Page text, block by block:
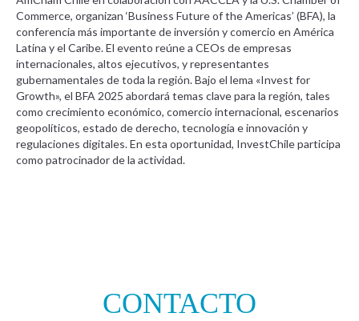
Commerce, organizan ‘Business Future of the Americas’ (BFA), la
conferencia más importante de inversión y comercio en América
Latina y el Caribe. El evento reúne a CEOs de empresas
internacionales, altos ejecutivos, y representantes
gubernamentales de toda la región. Bajo el lema «Invest for
Growth», el BFA 2025 abordará temas clave para la región, tales
como crecimiento económico, comercio internacional, escenarios
geopolíticos, estado de derecho, tecnología e innovación y
regulaciones digitales. En esta oportunidad, InvestChile participa
como patrocinador de la actividad.
CONTACTO